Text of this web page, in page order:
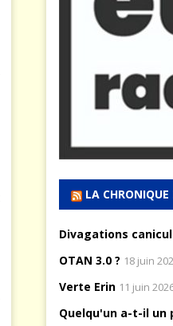
LA
Divagations
OTAN 3.0 ? 18 juin
Verte Erin 11 juin
Quelqu'un a-t-il un